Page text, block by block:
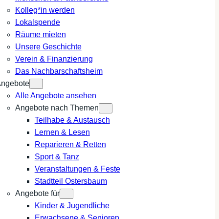
Kolleg*in werden
Lokalspende
Räume mieten
Unsere Geschichte
Verein & Finanzierung
Das Nachbarschaftsheim
Alle Angebote ansehen
Angebote nach Themen
Teilhabe & Austausch
Lernen & Lesen
Reparieren & Retten
Sport & Tanz
Veranstaltungen & Feste
Stadtteil Ostersbaum
Angebote für
Kinder & Jugendliche